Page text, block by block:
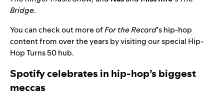
Bridge.
You can check out more ofFor the Record’s hip-hop
content from over the years by visiting our special Hip-
Hop Turns 50hub.
Spotify celebrates in hip-hop’s biggest
meccas